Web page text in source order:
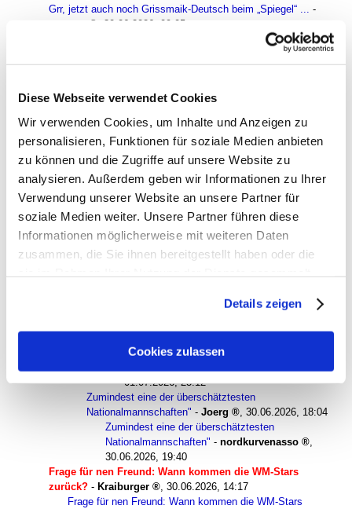
Diese Webseite verwendet Cookies
Wir verwenden Cookies, um Inhalte und Anzeigen zu
personalisieren, Funktionen für soziale Medien anbieten
zu können und die Zugriffe auf unsere Website zu
analysieren. Außerdem geben wir Informationen zu Ihrer
Verwendung unserer Website an unsere Partner für
soziale Medien weiter. Unsere Partner führen diese
Informationen möglicherweise mit weiteren Daten
zusammen, die Sie ihnen bereitgestellt haben oder die
Sie unsere Webseite weiterhin nutzen.
Details zeigen
Cookies zulassen
Grr, jetzt auch noch Grissmaik-Deutsch beim „Spiegel“ ... -
30.06.2026, 09:05
"Eine der schwächsten deutschen Nationalmannschaften" -
"Eine der schwächsten deutschen Nationalmannschaften"
Zumindest eine der überschätztesten
30.06.2026, 16:26
Zumindest eine der überschätztesten
Nationalmannschaften" -Nik ,30.06.2026, 16:50
Zumindest eine der überschätztesten
Nationalmannschaften"
30.06.2026, 17:25
Zumindest eine der überschätztesten
Nationalmannschaften"-United Sixties
01.07.2026, 09:12
Zumindest eine der überschätztesten
Nationalmannschaften"-Heidelberg,
Zumindest eine der überschätztesten
Zumindest eine der überschätztesten
01.07.2026, 23:12
Zumindest eine der überschätztesten
Nationalmannschaften" - Joerg , 30.06.2026, 18:04
Zumindest eine der überschätztesten
Nationalmannschaften" - nordkurvenasso
,
30.06.2026, 19:40
Frage für nen Freund: Wann kommen die WM-Stars
zurück? - Kraiburger , 30.06.2026, 14:17
Frage für nen Freund: Wann kommen die WM-Stars